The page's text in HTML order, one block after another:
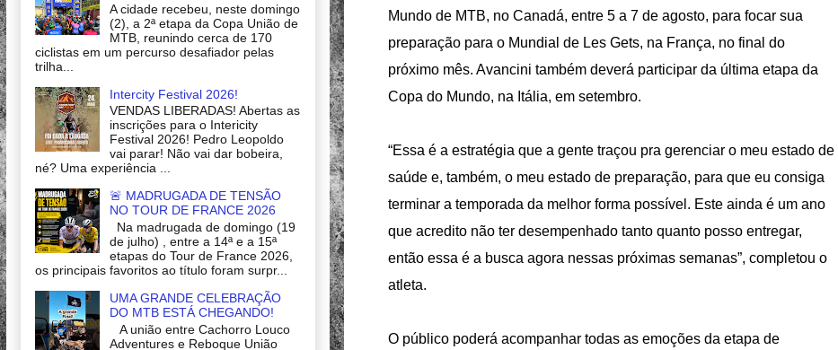
Mundo de MTB, no Canadá, entre 5 a 7 de agosto, para focar sua
preparação para o Mundial de Les Gets, na França, no final do
próximo mês. Avancini também deverá participar da última etapa da
Copa do Mundo, na Itália, em setembro.
“Essa é a estratégia que a gente traçou pra gerenciar o meu estado de
saúde e, também, o meu estado de preparação, para que eu consiga
terminar a temporada da melhor forma possível. Este ainda é um ano
que acredito não ter desempenhado tanto quanto posso entregar,
então essa é a busca agora nessas próximas semanas”, completou o
atleta.
O público poderá acompanhar todas as emoções da etapa de
A cidade recebeu, neste domingo
(2), a 2ª etapa da Copa União de
MTB, reunindo cerca de 170
ciclistas em um percurso desafiador pelas
trilha...
Intercity Festival 2026!
VENDAS LIBERADAS! Abertas as
inscrições para o Intericity
Festival 2026! Pedro Leopoldo
vai parar! Não vai dar bobeira,
né? Uma experiência ...
🚨 MADRUGADA DE TENSÃO
NO TOUR DE FRANCE 2026
Na madrugada de domingo (19
de julho) , entre a 14ª e a 15ª
etapas do Tour de France 2026,
os principais favoritos ao título foram surpr...
UMA GRANDE CELEBRAÇÃO
DO MTB ESTÁ CHEGANDO!
A união entre Cachorro Louco
Adventures e Reboque União